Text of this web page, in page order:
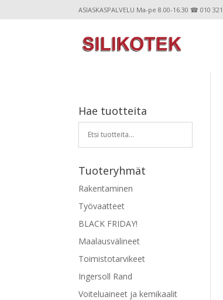
ASIASKASPALVELU Ma-pe 8.00-16.30 ☎ 010
Hae tuotteita
Tuoteryhmät
Rakentaminen
Työvaatteet
BLACK FRIDAY!
Maalausvälineet
Toimistotarvikeet
Ingersoll Rand
Voiteluaineet ja kemikaalit